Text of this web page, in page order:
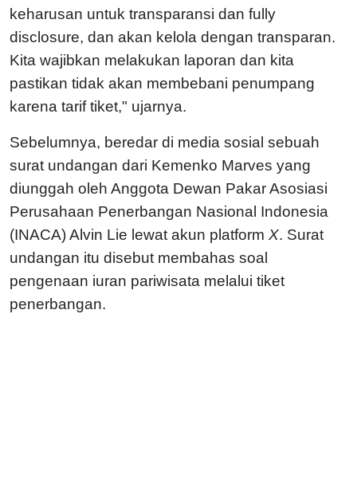
keharusan untuk transparansi dan fully
disclosure, dan akan kelola dengan transparan.
Kita wajibkan melakukan laporan dan kita
pastikan tidak akan membebani penumpang
karena tarif tiket," ujarnya.
Sebelumnya, beredar di media sosial sebuah
surat undangan dari Kemenko Marves yang
diunggah oleh Anggota Dewan Pakar Asosiasi
Perusahaan Penerbangan Nasional Indonesia
(INACA) Alvin Lie lewat akun platform X. Surat
undangan itu disebut membahas soal
pengenaan iuran pariwisata melalui tiket
penerbangan.